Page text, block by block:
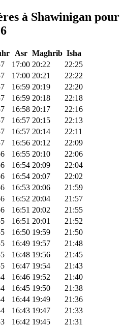
à Shawinigan pour
Asr Maghrib Isha
17:00 20:22
22:25
17:00 20:21
22:22
16:59 20:19
22:20
16:59 20:18
22:18
16:58 20:17
22:16
16:57 20:15
22:13
16:57 20:14
22:11
16:56 20:12
22:09
16:55 20:10
22:06
16:54 20:09
22:04
16:54 20:07
22:02
16:53 20:06
21:59
16:52 20:04
21:57
16:51 20:02
21:55
16:51 20:01
21:52
16:50 19:59
21:50
16:49 19:57
21:48
16:48 19:56
21:45
16:47 19:54
21:43
16:46 19:52
21:40
16:45 19:50
21:38
16:44 19:49
21:36
16:43 19:47
21:33
16:42 19:45
21:31